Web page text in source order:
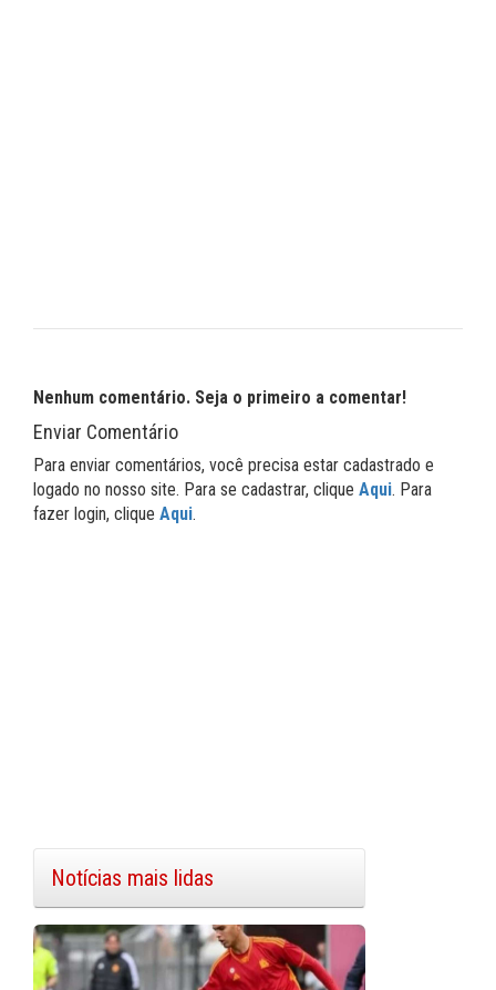
Nenhum comentário. Seja o primeiro a comentar!
Enviar Comentário
Para enviar comentários, você precisa estar cadastrado e
logado no nosso site. Para se cadastrar, clique Aqui. Para
fazer login, clique Aqui.
Notícias mais lidas